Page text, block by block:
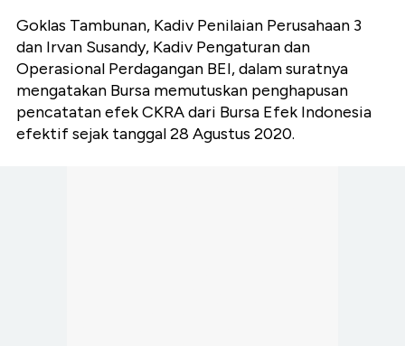
Goklas Tambunan, Kadiv Penilaian Perusahaan 3
dan Irvan Susandy, Kadiv Pengaturan dan
Operasional Perdagangan BEI, dalam suratnya
mengatakan Bursa memutuskan penghapusan
pencatatan efek CKRA dari Bursa Efek Indonesia
efektif sejak tanggal 28 Agustus 2020.